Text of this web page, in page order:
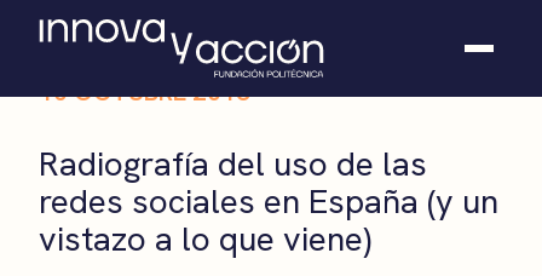
Somos fundación
Casos de éxito
Hackathones
10 OCTUBRE 2018
Radiografía del uso de las
redes sociales en España (y un
vistazo a lo que viene)